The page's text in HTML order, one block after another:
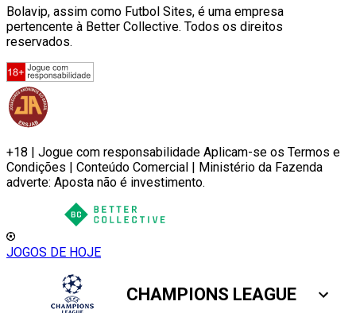
Bolavip, assim como Futbol Sites, é uma empresa
pertencente à Better Collective. Todos os direitos
reservados.
+18 | Jogue com responsabilidade Aplicam-se os Termos e
Condições | Conteúdo Comercial | Ministério da Fazenda
adverte: Aposta não é investimento.
JOGOS DE HOJE
CHAMPIONS LEAGUE